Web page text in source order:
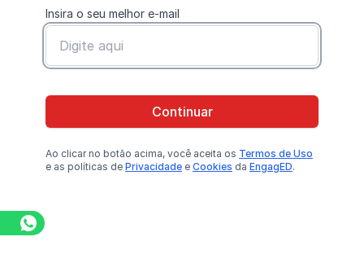
Insira o seu melhor e-mail
Continuar
Ao clicar no botão acima, você aceita os Termos de Uso
e as políticas de Privacidade e Cookies da EngagED.